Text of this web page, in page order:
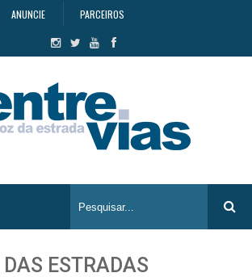
ANUNCIE PARCEIROS
DAS ESTRADAS